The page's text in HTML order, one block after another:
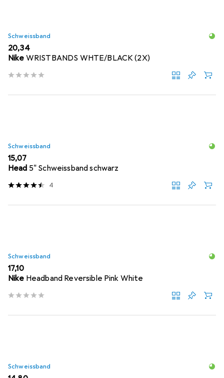
Schweissband
EUR
20,34
Nike WRISTBANDS WHTE/BLACK (2X)
Schweissband
EUR
15,07
Head 5" Schweissband schwarz
4
Schweissband
EUR
17,10
Nike Headband Reversible Pink White
Schweissband